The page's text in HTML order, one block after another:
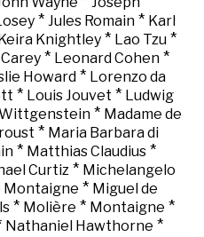
* Jules Romain* Karl
Keira Knightley* Lao Tzu*
* Leonard Cohen*
Howard * Lorenzo da
* Louis Jouvet * Ludwig
* Madame de
* Maria Barbara di
* Matthias Claudius*
Curtiz * Michelangelo
Montaigne * Miguel de
* Molière * Montaigne *
Nathaniel Hawthorne *